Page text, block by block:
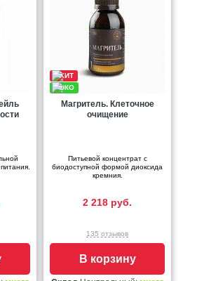
Магритель. Клеточное
очищение
Питьевой концентрат с
биодоступной формой диоксида
кремния.
2 218 руб.
135 отзывов
В корзину